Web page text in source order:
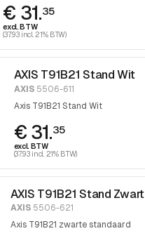
€ 31.35
excl. BTW
(37.93 incl. 21% BTW)
AXIS T91B21 Stand Wit
AXIS5506-611
Axis T91B21 Stand Wit
€ 31.35
excl. BTW
(37.93 incl. 21% BTW)
AXIS T91B21 Stand Zwart
AXIS5506-621
Axis T91B21 zwarte standaard